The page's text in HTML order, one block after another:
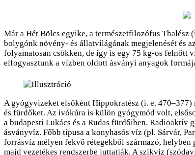
Már a Hét Bölcs egyike, a természetfilozófus Thalész
bolygónk növény- és állatvilágának megjelenését és
folyamatosan csökken, de így is egy 75 kg-os felnőtt
elfogyasztunk a vízben oldott ásványi anyagok
A gyógyvizeket elsőként Hippokratész (i. e.
és fürdőket. Az ivókúra is külön gyógymód volt,
a budapesti Lukács és a Rudas fürdőiben.
ásványvíz. Főbb típusa a konyhasós víz (pl. Sárvár,
forrásvíz mélyen fekvő rétegekből származó,
majd vezetékes rendszerbe juttatják. A szikvíz